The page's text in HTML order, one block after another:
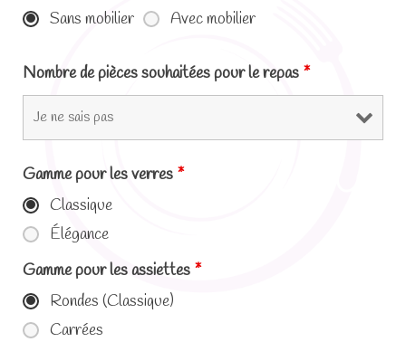
Sans mobilier
Avec mobilier
Nombre de pièces souhaitées pour le repas *
Gamme pour les verres *
Classique
Élégance
Gamme pour les assiettes *
Rondes (Classique)
Carrées